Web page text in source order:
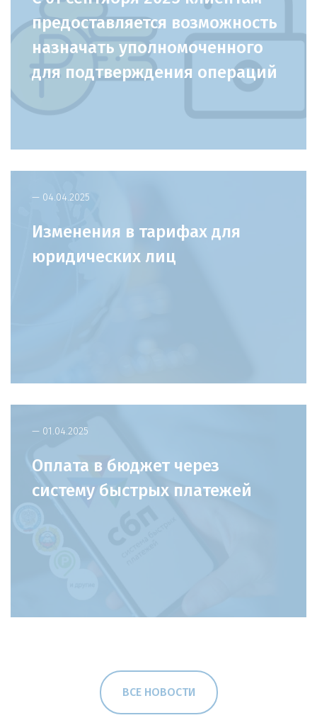
предоставляется возможность
назначать уполномоченного
для подтверждения операций
— 04.04.2025
Изменения в тарифах для
юридических лиц
— 01.04.2025
Оплата в бюджет через
систему быстрых платежей
ВСЕ НОВОСТИ